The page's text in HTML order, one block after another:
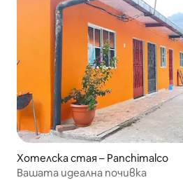
Хотелска стая – Panchimalco
Вашата идеална почивка